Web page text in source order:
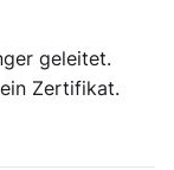
geleitet.
Zertifikat.